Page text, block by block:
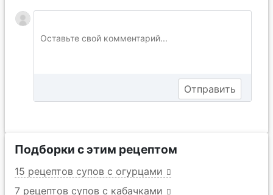
Подборки с этим рецептом
15 рецептов супов с огурцами
7 рецептов супов с кабачками